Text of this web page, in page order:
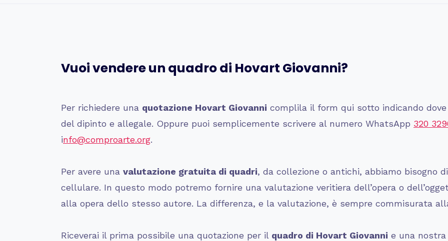
Vuoi vendere un quadro di Hovart Giovanni?
Per richiedere una quotazione Hovart Giovanni complila il form qui sotto indicando
del dipinto e allegale. Oppure puoi semplicemente scrivere al numero WhatsApp 320
info@comproarte.org.
Per avere una valutazione gratuita di quadri, da collezione o antichi, abbiamo bisogno
cellulare. In questo modo potremo fornire una valutazione veritiera dell’opera o
alla opera dello stesso autore. La differenza, e la valutazione, è sempre commisurata
Riceverai il prima possibile una quotazione per il quadro di Hovart Giovanni e una